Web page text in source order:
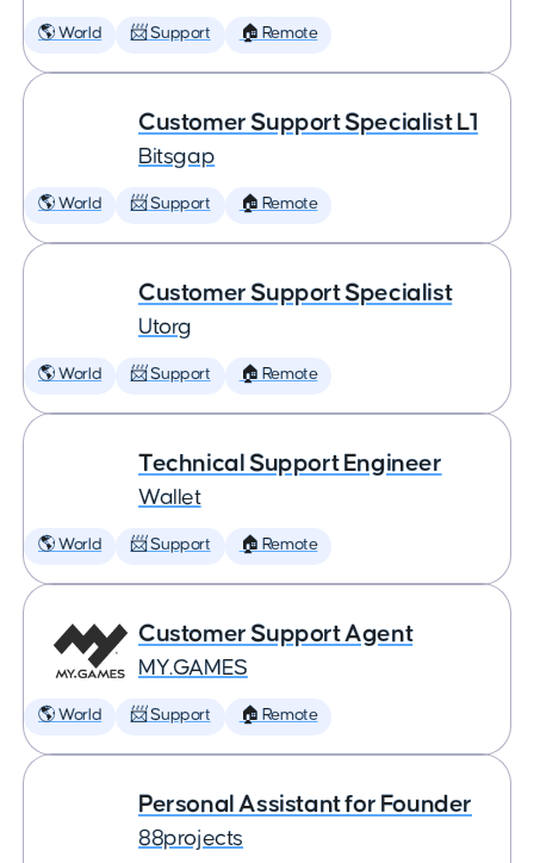
🌎 World 📨 Support 🏠 Remote
Customer Support Specialist L1
Bitsgap
🌎 World 📨 Support 🏠 Remote
Customer Support Specialist
Utorg
🌎 World 📨 Support 🏠 Remote
Technical Support Engineer
Wallet
🌎 World 📨 Support 🏠 Remote
Customer Support Agent
MY.GAMES
🌎 World 📨 Support 🏠 Remote
Personal Assistant for Founder
88projects